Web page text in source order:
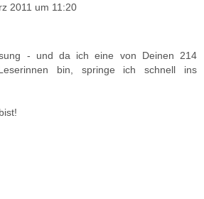
2011 um 11:20
- und da ich eine von Deinen 214
bin, springe ich schnell ins